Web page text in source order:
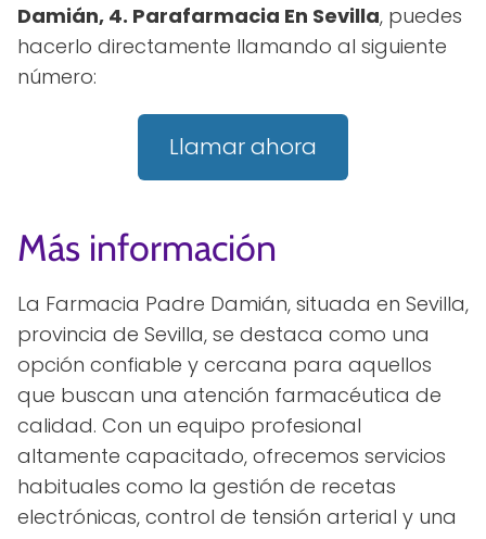
Damián, 4. Parafarmacia En Sevilla, puedes
hacerlo directamente llamando al siguiente
número:
Llamar ahora
Más información
La Farmacia Padre Damián, situada en Sevilla,
provincia de Sevilla, se destaca como una
opción confiable y cercana para aquellos
que buscan una atención farmacéutica de
calidad. Con un equipo profesional
altamente capacitado, ofrecemos servicios
habituales como la gestión de recetas
electrónicas, control de tensión arterial y una